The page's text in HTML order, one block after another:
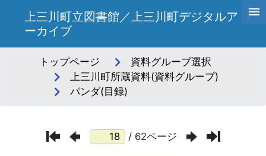
上三川町立図書館／上三川町デジタルア
ーカイブ
トップページ
資料グループ選択
上三川町所蔵資料(資料グループ)
パンダ(目録)
/ 62ページ